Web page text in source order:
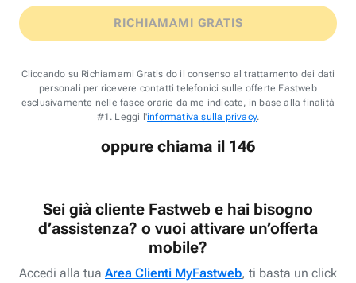
RICHIAMAMI GRATIS
Cliccando su Richiamami Gratis do il consenso al trattamento dei dati
personali per ricevere contatti telefonici sulle offerte Fastweb
esclusivamente nelle fasce orarie da me indicate, in base alla finalità
#1. Leggi l'informativa sulla privacy.
oppure chiama il 146
Sei già cliente Fastweb e hai bisogno
d’assistenza? o vuoi attivare un’offerta
mobile?
Accedi alla tua Area Clienti MyFastweb, ti basta un click